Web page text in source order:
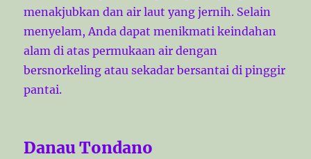
menakjubkan dan air laut yang jernih. Selain
menyelam, Anda dapat menikmati keindahan
alam di atas permukaan air dengan
bersnorkeling atau sekadar bersantai di pinggir
pantai.
Danau Tondano